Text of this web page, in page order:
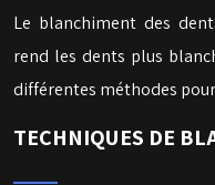
Le blanchiment des
rend les dents plus
différentes méthodes
TECHNIQUES DE